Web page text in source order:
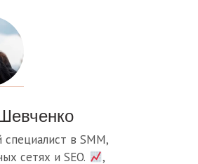
в SMM,
сетях и SEO.